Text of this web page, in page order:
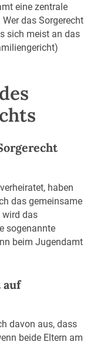
eine zentrale
das Sorgerecht
sich meist an das
haben
das gemeinsame
wird das
sogenannte
beim Jugendamt
auf
davon aus, dass
beide Eltern am